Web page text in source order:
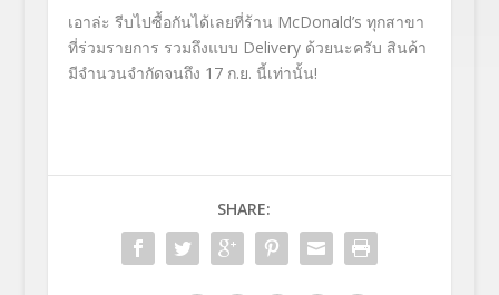
เอาล่ะ รีบไปซื้อกันได้เลยที่ร้าน McDonald’s ทุกสาขา
ที่ร่วมรายการ รวมถึงแบบ Delivery ด้วยนะครับ สินค้า
มีจำนวนจำกัดจนถึง 17 ก.ย. นี้เท่านั้น!
SHARE: